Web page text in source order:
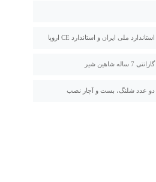
استاندارد ملی ایران و استاندارد CE اروپا
گارانتی 7 ساله شاهین شیر
دو عدد شلنگ، بست و آچار نصب